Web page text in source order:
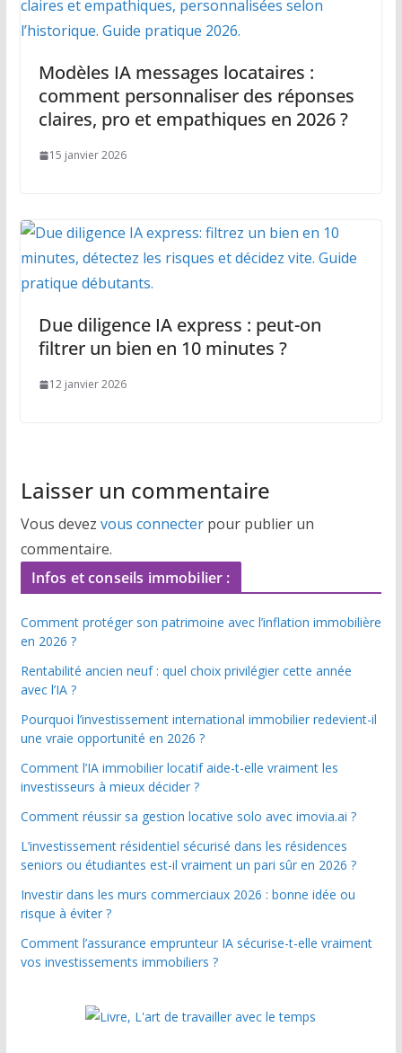
Modèles IA messages locataires :
comment personnaliser des réponses
claires, pro et empathiques en 2026 ?
15 janvier 2026
Due diligence IA express : peut-on
filtrer un bien en 10 minutes ?
12 janvier 2026
Laisser un commentaire
Vous devez vous connecterpour publier un
commentaire.
Infos et conseils immobilier :
Comment protéger son patrimoine avec l’inflation immobilière
en 2026 ?
Rentabilité ancien neuf : quel choix privilégier cette année
avec l’IA ?
Pourquoi l’investissement international immobilier redevient-il
une vraie opportunité en 2026 ?
Comment l’IA immobilier locatif aide-t-elle vraiment les
investisseurs à mieux décider ?
Comment réussir sa gestion locative solo avec imovia.ai ?
L’investissement résidentiel sécurisé dans les résidences
seniors ou étudiantes est-il vraiment un pari sûr en 2026 ?
Investir dans les murs commerciaux 2026 : bonne idée ou
risque à éviter ?
Comment l’assurance emprunteur IA sécurise-t-elle vraiment
vos investissements immobiliers ?